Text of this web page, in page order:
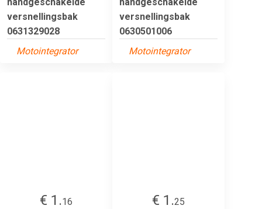
versnellingsbak
0631329028
Motointegrator
versnellingsbak
0630501006
Motointegrator
€ 1.16
€ 1.25